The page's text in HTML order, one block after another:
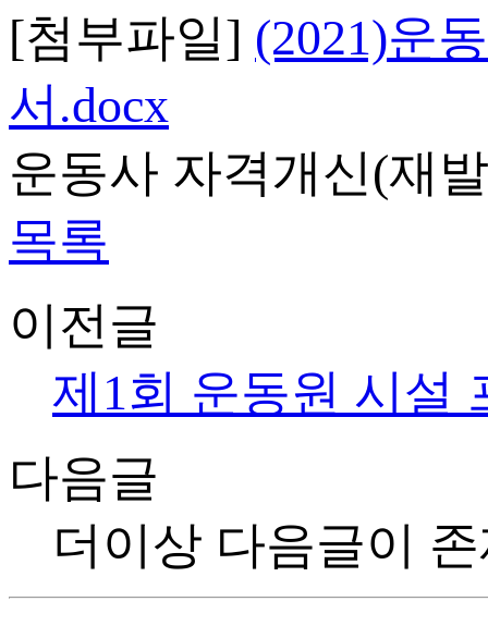
[첨부파일] (2021)운
서.docx
운동사 자격개신(재
목록
이전글
제1회 운동원 시설
다음글
더이상 다음글이